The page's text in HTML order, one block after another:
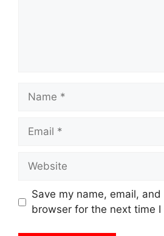
Name
Email
Website
Save my name, email,
browser for the next time I